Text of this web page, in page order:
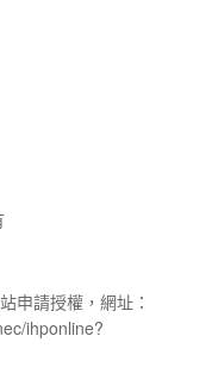
申請授權，網址：
ihponline?